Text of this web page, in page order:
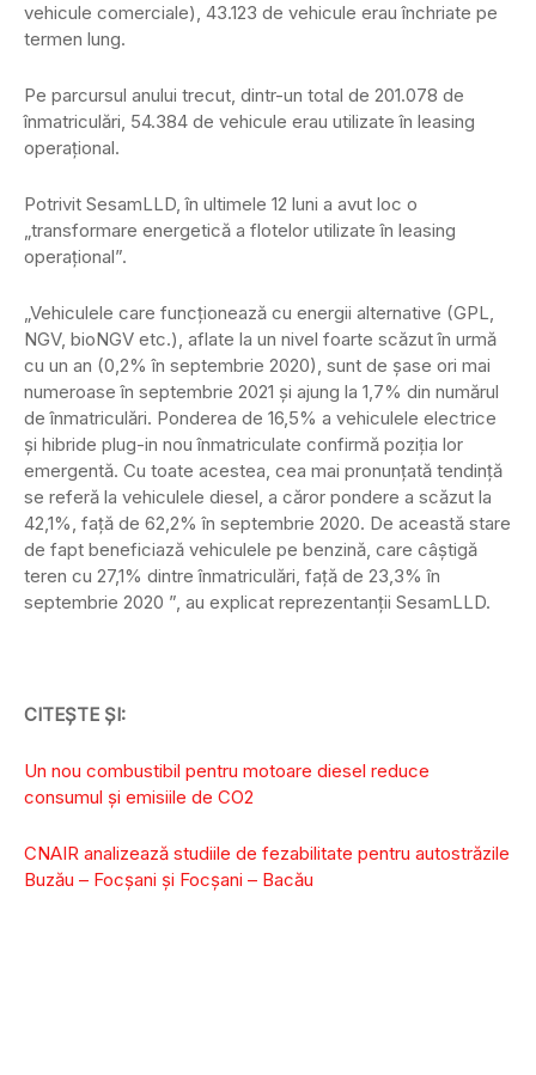
vehicule comerciale), 43.123 de vehicule erau închriate pe
termen lung.
Pe parcursul anului trecut, dintr-un total de 201.078 de
înmatriculări, 54.384 de vehicule erau utilizate în leasing
operațional.
Potrivit SesamLLD, în ultimele 12 luni a avut loc o
„transformare energetică a flotelor utilizate în leasing
operațional”.
„Vehiculele care funcționează cu energii alternative (GPL,
NGV, bioNGV etc.), aflate la un nivel foarte scăzut în urmă
cu un an (0,2% în septembrie 2020), sunt de șase ori mai
numeroase în septembrie 2021 și ajung la 1,7% din numărul
de înmatriculări. Ponderea de 16,5% a vehiculele electrice
și hibride plug-in nou înmatriculate confirmă poziția lor
emergentă. Cu toate acestea, cea mai pronunțată tendință
se referă la vehiculele diesel, a căror pondere a scăzut la
42,1%, față de 62,2% în septembrie 2020. De această stare
de fapt beneficiază vehiculele pe benzină, care câștigă
teren cu 27,1% dintre înmatriculări, față de 23,3% în
septembrie 2020 ”, au explicat reprezentanții SesamLLD.
CITEȘTE ȘI:
Un nou combustibil pentru motoare diesel reduce
consumul și emisiile de CO2
CNAIR analizează studiile de fezabilitate pentru autostrăzile
Buzău – Focșani și Focșani – Bacău